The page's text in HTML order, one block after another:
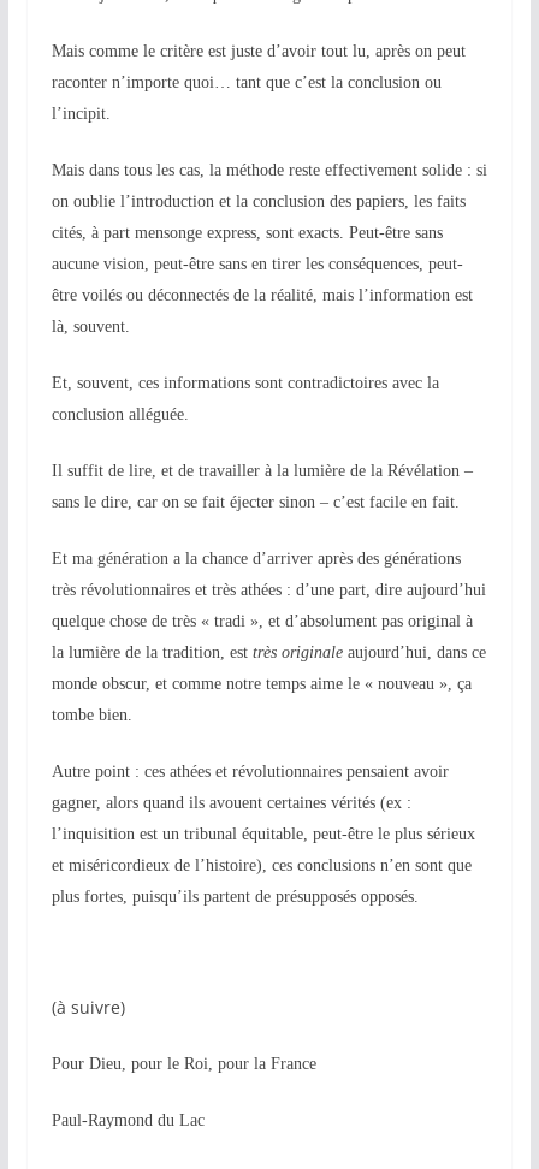
Mais comme le critère est juste d’avoir tout lu, après on peut
raconter n’importe quoi… tant que c’est la conclusion ou
l’incipit.
Mais dans tous les cas, la méthode reste effectivement solide : si
on oublie l’introduction et la conclusion des papiers, les faits
cités, à part mensonge express, sont exacts. Peut-être sans
aucune vision, peut-être sans en tirer les conséquences, peut-
être voilés ou déconnectés de la réalité, mais l’information est
là, souvent.
Et, souvent, ces informations sont contradictoires avec la
conclusion alléguée.
Il suffit de lire, et de travailler à la lumière de la Révélation –
sans le dire, car on se fait éjecter sinon – c’est facile en fait.
Et ma génération a la chance d’arriver après des générations
très révolutionnaires et très athées : d’une part, dire aujourd’hui
quelque chose de très « tradi », et d’absolument pas original à
la lumière de la tradition, est très originaleaujourd’hui, dans ce
monde obscur, et comme notre temps aime le « nouveau », ça
tombe bien.
Autre point : ces athées et révolutionnaires pensaient avoir
gagner, alors quand ils avouent certaines vérités (ex :
l’inquisition est un tribunal équitable, peut-être le plus sérieux
et miséricordieux de l’histoire), ces conclusions n’en sont que
plus fortes, puisqu’ils partent de présupposés opposés.
(à suivre)
Pour Dieu, pour le Roi, pour la France
Paul-Raymond du Lac